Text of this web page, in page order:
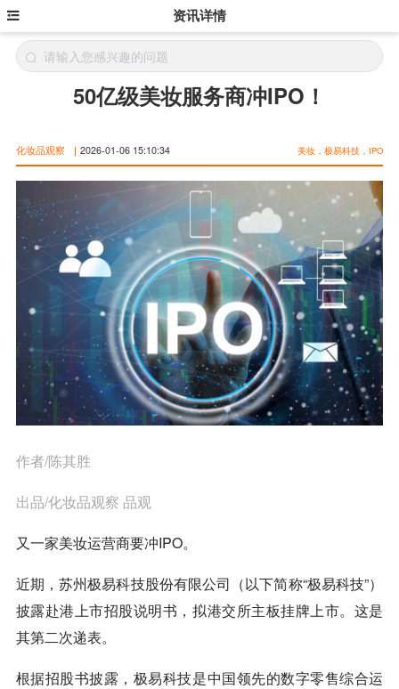
资讯详情
50亿级美妆服务商冲IPO！
化妆品观察 | 2026-01-06 15:10:34 美妆，极易科技，IPO
作者/陈其胜
出品/化妆品观察 品观
又一家美妆运营商要冲IPO。
近期，苏州极易科技股份有限公司（以下简称“极易科技”）
披露赴港上市招股说明书，拟港交所主板挂牌上市。这是
其第二次递表。
根据招股书披露，极易科技是中国领先的数字零售综合运